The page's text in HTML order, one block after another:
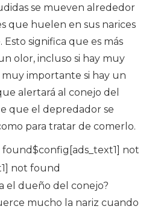
se mueven alrededor
que huelen en sus narices
Esto significa que es más
olor, incluso si hay muy
muy importante si hay un
alertará al conejo del
que el depredador se
para tratar de comerlo.
not
not found
el dueño del conejo?
mucho la nariz cuando